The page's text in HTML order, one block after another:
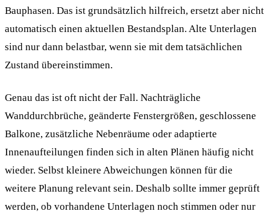
Bauphasen. Das ist grundsätzlich hilfreich, ersetzt aber nicht
automatisch einen aktuellen Bestandsplan. Alte Unterlagen
sind nur dann belastbar, wenn sie mit dem tatsächlichen
Zustand übereinstimmen.
Genau das ist oft nicht der Fall. Nachträgliche
Wanddurchbrüche, geänderte Fenstergrößen, geschlossene
Balkone, zusätzliche Nebenräume oder adaptierte
Innenaufteilungen finden sich in alten Plänen häufig nicht
wieder. Selbst kleinere Abweichungen können für die
weitere Planung relevant sein. Deshalb sollte immer geprüft
werden, ob vorhandene Unterlagen noch stimmen oder nur